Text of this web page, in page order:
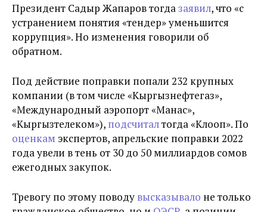
Президент Садыр Жапаров тогдазаявил, что «с
устранением понятия «тендер» уменьшится
коррупция». Но изменения говорили об
обратном.
Под действие поправки попали 232 крупных
компании (в том числе «Кыргызнефтегаз»,
«Международный аэропорт «Манас»,
«Кыргызтелеком»), подсчиталтогда «Клооп».По
оценкам экспертов, апрельские поправки 2022
года увели в тень от 30 до 50 миллиардов сомов
ежегодных закупок.
Тревогу по этому поводу высказывало не только